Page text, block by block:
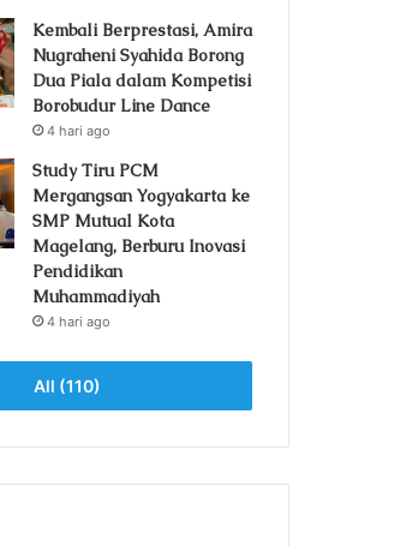
Kembali Berprestasi, Amira
Nugraheni Syahida Borong
Dua Piala dalam Kompetisi
Borobudur Line Dance
4 hari ago
Study Tiru PCM
Mergangsan Yogyakarta ke
SMP Mutual Kota
Magelang, Berburu Inovasi
Pendidikan
Muhammadiyah
4 hari ago
All (110)